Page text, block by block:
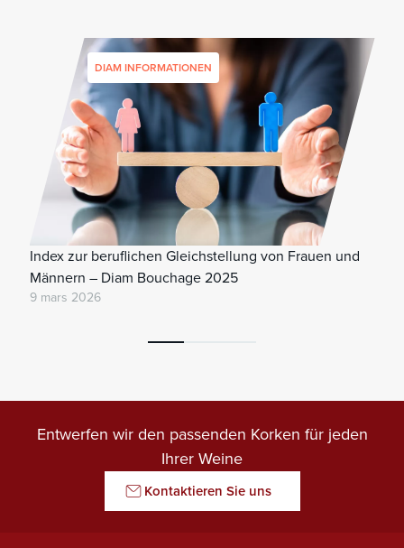
DIAM INFORMATIONEN
Index zur beruflichen Gleichstellung von Frauen und
Männern – Diam Bouchage 2025
9 mars 2026
Entwerfen wir den passenden Korken für jeden
Ihrer Weine
Kontaktieren Sie uns